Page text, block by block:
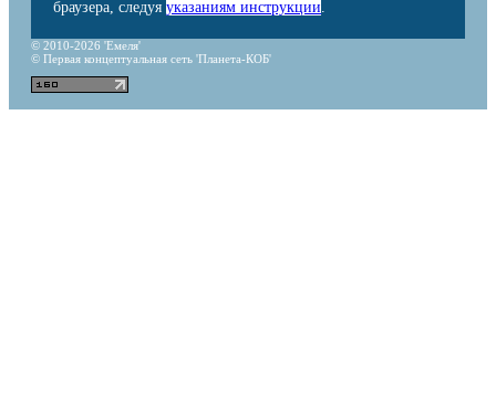
браузера, следуя указаниям инструкции.
© 2010-2026 'Емеля'
© Первая концептуальная сеть 'Планета-КОБ'